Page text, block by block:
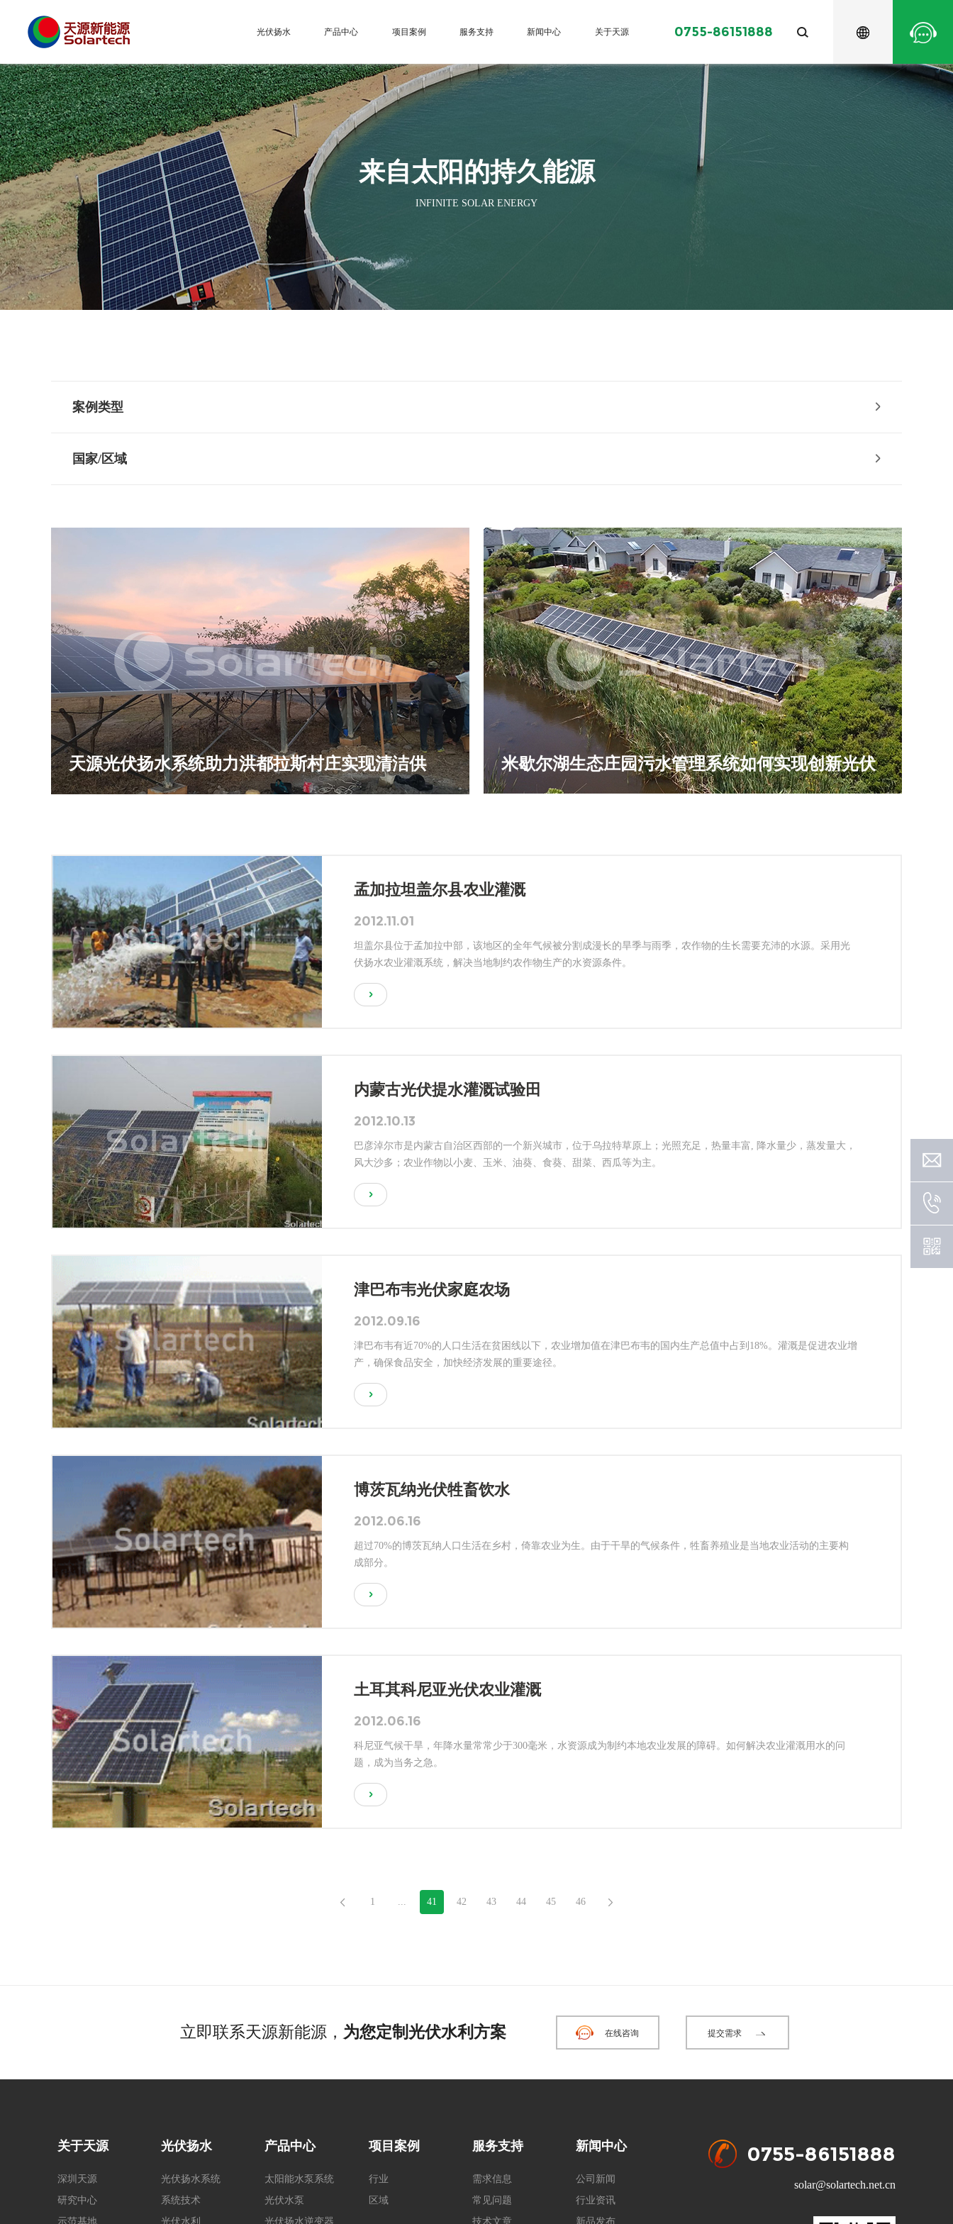
光伏扬水 产品中心 项目案例 服务支持 新闻中心 关于天源 0755-86151888
光伏扬水系统 光伏水利
太阳能水泵系统 光伏水泵 光伏扬水系统配件
行业 游泳池 农林灌溉
生态水
景
区域 中国
需求信息 常见问题 质保政策
公司新闻 行业资讯 视频
深圳天源 研究中心 联系天源
来自太阳的持久能源
INFINITE SOLAR ENERGY
案例类型
国家/区域
天源光伏扬水系统助力洪都拉斯村庄实现清洁供 米歇尔湖生态庄园污水管理系统如何实现创新光伏
孟加拉坦盖尔县农业灌溉
2012.11.01
坦盖尔县位于孟加拉中部，该地区的全年气候被分割成漫长的旱季与雨季，农作物的生长需要充沛的水源。采用光
伏扬水农业灌溉系统，解决当地制约农作物生产的水资源条件。
内蒙古光伏提水灌溉试验田
2012.10.13
巴彦淖尔市是内蒙古自治区西部的一个新兴城市，位于乌拉特草原上；光照充足，热量丰富, 降水量少，蒸发量大，
风大沙多；农业作物以小麦、玉米、油葵、食葵、甜菜、西瓜等为主。
津巴布韦光伏家庭农场
2012.09.16
津巴布韦有近70%的人口生活在贫困线以下，农业增加值在津巴布韦的国内生产总值中占到18%。灌溉是促进农业增
产，确保食品安全，加快经济发展的重要途径。
博茨瓦纳光伏牲畜饮水
2012.06.16
超过70%的博茨瓦纳人口生活在乡村，倚靠农业为生。由于干旱的气候条件，牲畜养殖业是当地农业活动的主要构
成部分。
土耳其科尼亚光伏农业灌溉
2012.06.16
科尼亚气候干旱，年降水量常常少于300毫米，水资源成为制约本地农业发展的障碍。如何解决农业灌溉用水的问
题，成为当务之急。
1 41 42 43 44 45 46
立即联系天源新能源， 为您定制光伏水利方案 在线咨询 提交需求
关于天源
深圳天源
研究中心
示范基地
光伏扬水
光伏扬水系统
系统技术
光伏水利
产品中心
太阳能水泵系统
光伏水泵
光伏扬水逆变器
项目案例
行业
区域
服务支持
需求信息
常见问题
技术文章
新闻中心
公司新闻
行业资讯
新品发布
0755-86151888
solar@solartech.net.cn